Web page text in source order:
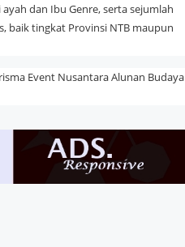
dan Ibu Genre, serta sejumlah
baik tingkat Provinsi NTB maupun
Event Nusantara Alunan Budaya